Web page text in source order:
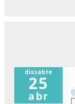
dissabte
25
abr